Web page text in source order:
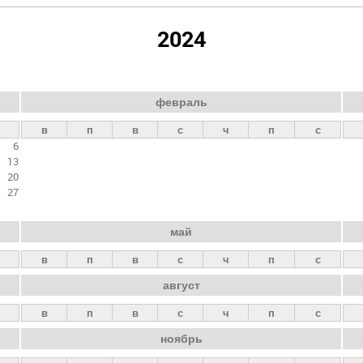
2024
6
13
20
27
февраль
в п в с ч п с
май
в п в с ч п с
август
в п в с ч п с
ноябрь